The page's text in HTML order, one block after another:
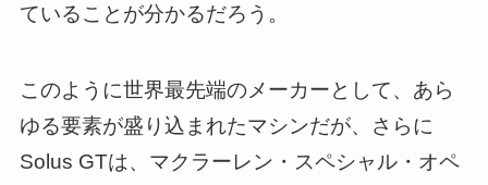
ていることが分かるだろう。
このように世界最先端のメーカーとして、あら
ゆる要素が盛り込まれたマシンだが、さらに
Solus GTは、マクラーレン・スペシャル・オペ